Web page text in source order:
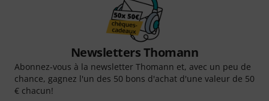
Newsletters Thomann
Abonnez-vous à la newsletter Thomann et, avec un peu de
chance, gagnez l'un des 50 bons d'achat d'une valeur de 50
€ chacun!